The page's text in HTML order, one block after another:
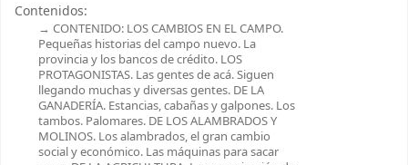
Contenidos:
CONTENIDO: LOS CAMBIOS EN EL CAMPO.
Pequeñas historias del campo nuevo. La
provincia y los bancos de crédito. LOS
PROTAGONISTAS. Las gentes de acá. Siguen
llegando muchas y diversas gentes. DE LA
GANADERÍA. Estancias, cabañas y galpones. Los
tambos. Palomares. DE LOS ALAMBRADOS Y
MOLINOS. Los alambrados, el gran cambio
social y económico. Las máquinas para sacar